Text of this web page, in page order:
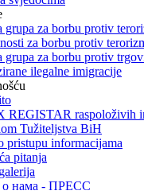
grupa za borbu protiv
za borbu protiv
grupa za borbu protiv
ilegalne imigracije
REGISTAR raspoloživih
Tužiteljstva BiH
pristupu informacijama
pitanja
о нама - ПРЕСC